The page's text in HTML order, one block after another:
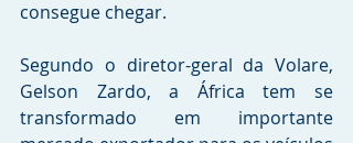
consegue chegar.
Segundo o diretor-geral da Volare,
Gelson Zardo, a África tem se
transformado em importante